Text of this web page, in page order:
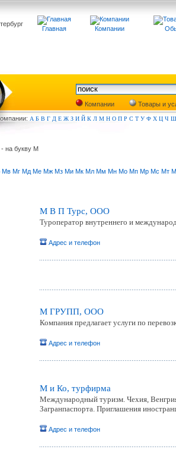
Главная Компании
Компании
Товары и
нии: А Б В Г Д Е Ж З И Й К Л М Н О П Р С Т У Ф Х Ц Ч Ш
- на букву М
Мв Мг Мд Ме Мж Мз Ми Мк Мл Мм Мн Мо Мп Мр Мс Мт
М В П Турc, ООО
Туроператор внутреннего и
Адрес и телефон
М ГРУПП, ООО
Компания предлагает услуги по
Адрес и телефон
М и Ко, турфирма
Международный туризм. Чехия,
Загранпаспорта. Приглашения
Адрес и телефон